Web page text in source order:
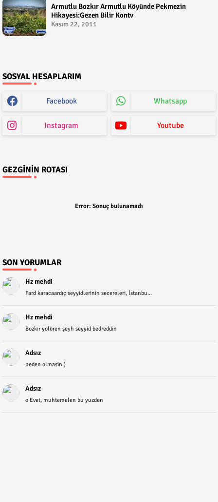
Armutlu Bozkır Armutlu Köyünde Pekmezin
Hikayesi:Gezen Bilir Kontv
Kasım 22, 2011
SOSYAL HESAPLARIM
Facebook Whatsapp
Instagram Youtube
GEZGININ ROTASI
Error: Sonuç bulunamadı
SON YORUMLAR
Hz mehdi
Fard karacaardıç seyyidlerinin secereleri, İstanbu...
Hz mehdi
Bozkır yolören şeyh seyyid bedreddin
Adsız
neden olmasin:)
Adsız
o Evet, muhtemelen bu yuzden